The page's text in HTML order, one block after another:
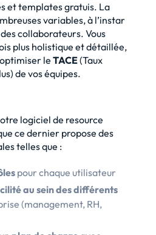
et templates gratuis. La
variables, à l’instar
collaborateurs. Vous
plus holistique et détaillée,
leTACE(Taux
de vos équipes.
logiciel de resource
ce dernier propose des
telles que :
pour chaque utilisateur
au sein des différents
(management, RH,